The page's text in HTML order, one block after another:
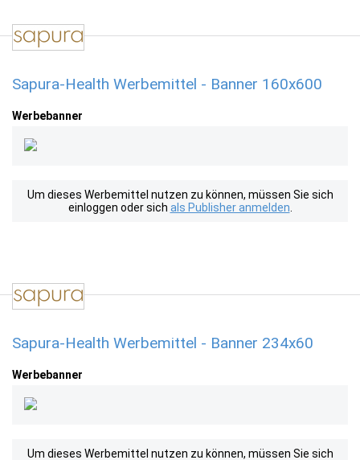
Sapura-Health Werbemittel - Banner 160x600
Werbebanner
Um dieses Werbemittel nutzen zu können, müssen Sie sich
einloggen oder sich als Publisher anmelden
Sapura-Health Werbemittel - Banner 234x60
Werbebanner
Um dieses Werbemittel nutzen zu können, müssen Sie sich